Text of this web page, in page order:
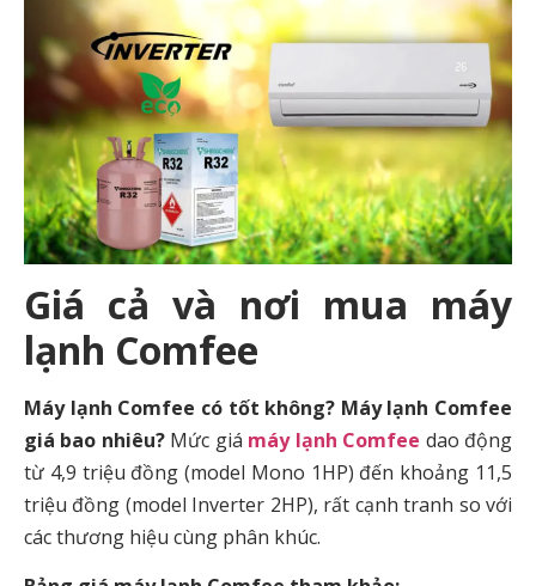
Giá cả và nơi mua máy
lạnh Comfee
Máy lạnh Comfee có tốt không? Máy lạnh Comfee
giá bao nhiêu?Mức giá máy lạnh Comfee dao động
từ 4,9 triệu đồng (model Mono 1HP) đến khoảng 11,5
triệu đồng (model Inverter 2HP), rất cạnh tranh so với
các thương hiệu cùng phân khúc.